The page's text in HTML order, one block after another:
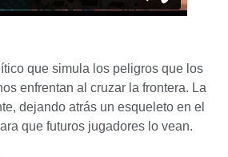
que simula los peligros que los
enfrentan al cruzar la frontera. La
dejando atrás un esqueleto en el
que futuros jugadores lo vean.